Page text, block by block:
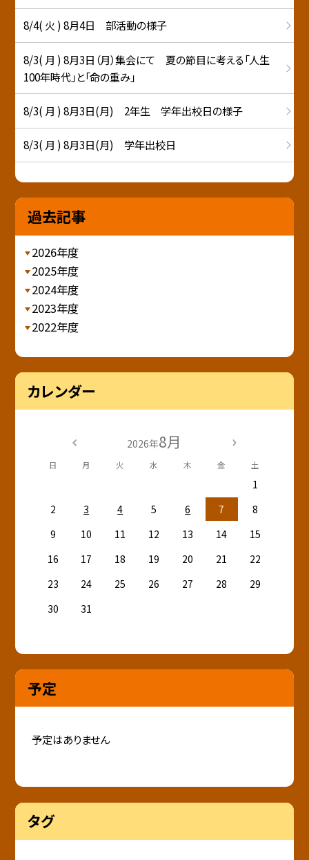
8/4( 火 ) 8月4日 部活動の様子
8/3( 月 ) 8月3日（月）集会にて 夏の節目に考える「人生
100年時代」と「命の重み」
8/3( 月 ) 8月3日(月) 2年生 学年出校日の様子
8/3( 月 ) 8月3日(月) 学年出校日
過去記事
2026年度
2025年度
2024年度
2023年度
2022年度
カレンダー
2026年8月
日 月 火 水 木 金 土
1
2
3 4 5 6 7
8
9
10 11 12 13 14
15
16
17 18 19 20 21
22
23
24 25 26 27 28
29
30
31
予定
予定はありません
タグ